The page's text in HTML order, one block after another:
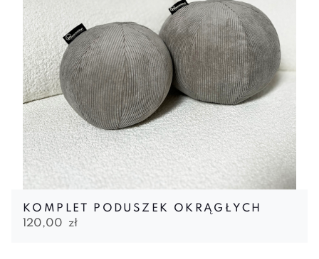
KOMPLET PODUSZEK OKRĄGŁYCH
120,00 zł